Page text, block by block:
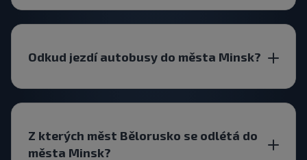
Odkud jezdí autobusy do města Minsk?
Z kterých měst Bělorusko se odlétá do
města Minsk?